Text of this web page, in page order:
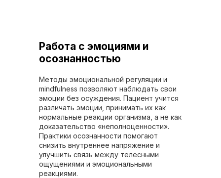
Работа с эмоциями и
осознанностью
Методы эмоциональной регуляции и
mindfulness позволяют наблюдать свои
эмоции без осуждения. Пациент учится
различать эмоции, принимать их как
нормальные реакции организма, а не как
доказательство «неполноценности».
Практики осознанности помогают
снизить внутреннее напряжение и
улучшить связь между телесными
ощущениями и эмоциональными
реакциями.